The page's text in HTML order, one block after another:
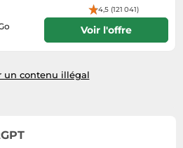
4,5 (121 041)
Voir l'offre
un contenu illégal